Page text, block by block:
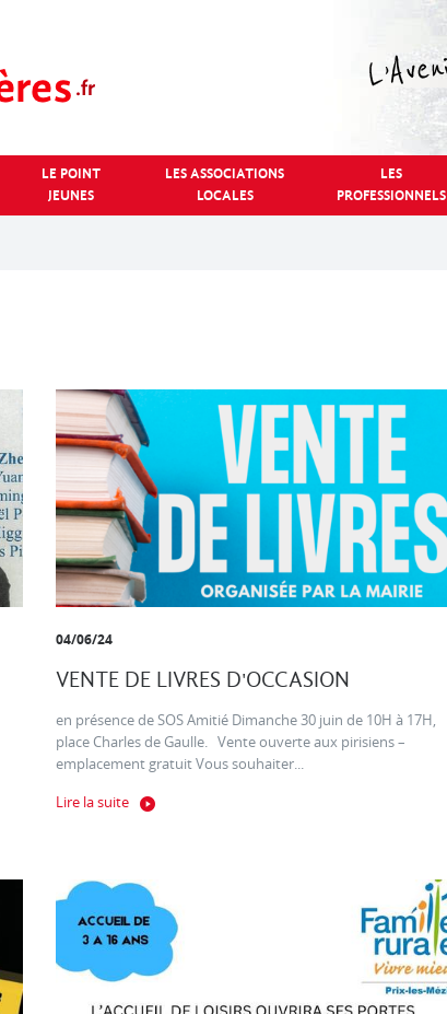
LE POINT
JEUNES
LES ASSOCIATIONS
LOCALES
LES
PROFESSIONNELS
04/06/24
VENTE DE LIVRES D'OCCASION
en présence de SOS Amitié Dimanche 30 juin de 10H à 17H,
place Charles de Gaulle. Vente ouverte aux pirisiens –
emplacement gratuit Vous souhaiter...
Lire la suite